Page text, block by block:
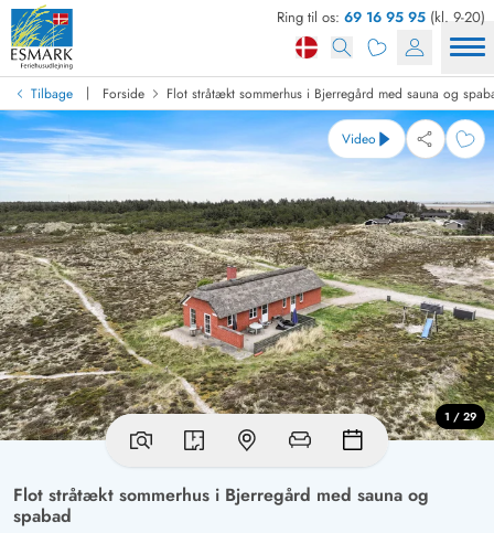
Ring til os: 69 16 95 95 (kl. 9-20)
Tilbage | Forside Flot stråtækt sommerhus i Bjerregård med sauna og
Flot stråtækt sommerhus i Bjerregård med sauna og
spabad
Video
1 / 29